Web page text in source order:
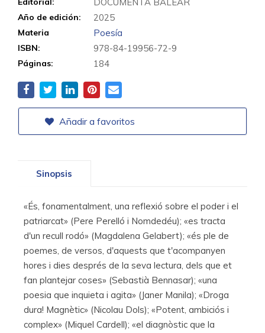
Año de edición: 2025
Materia Poesía
ISBN: 978-84-19956-72-9
Páginas: 184
Añadir a favoritos
Sinopsis
«És, fonamentalment, una reflexió sobre el poder i el
patriarcat» (Pere Perelló i Nomdedéu); «es tracta
d'un recull rodó» (Magdalena Gelabert); «és ple de
poemes, de versos, d'aquests que t'acompanyen
hores i dies després de la seva lectura, dels que et
fan plantejar coses» (Sebastià Bennasar); «una
poesia que inquieta i agita» (Janer Manila); «Droga
dura! Magnètic» (Nicolau Dols); «Potent, ambiciós i
complex» (Miquel Cardell); «el diagnòstic que la